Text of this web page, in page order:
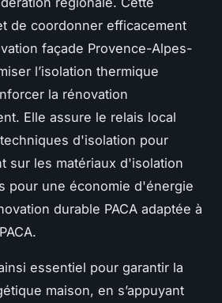
de coordonner efficacement
façade Provence-Alpes-
l’isolation thermique
la rénovation
Elle assure le relais local
d'isolation pour
sur les matériaux d'isolation
pour une économie d'énergie
durable PACA adaptée à
essentiel pour garantir la
maison, en s’appuyant